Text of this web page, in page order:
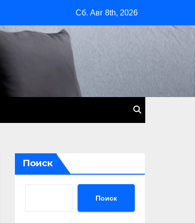
Сб. Авг 8th, 2026
Поиск
Поиск